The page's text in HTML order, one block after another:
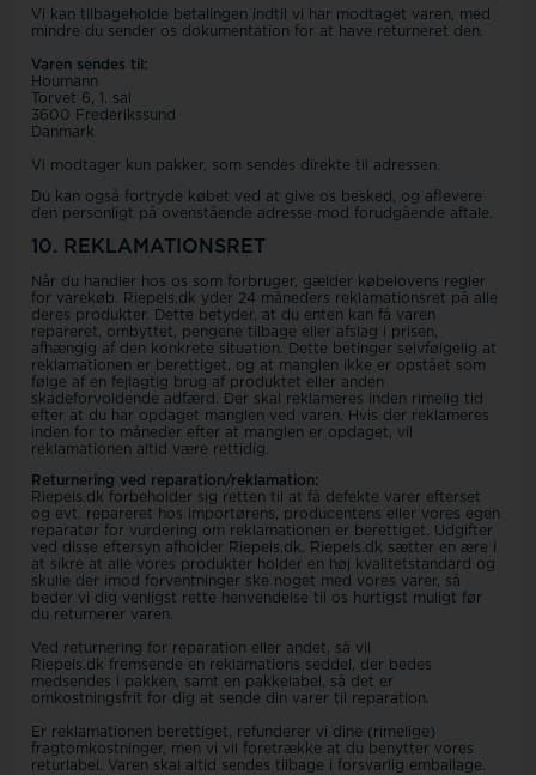
Vi kan tilbageholde betalingen indtil vi har modtaget varen, med
mindre du sender os dokumentation for at have returneret den.
Varen sendes til:
Houmann
Torvet 6, 1. sal
3600 Frederikssund
Danmark
Vi modtager kun pakker, som sendes direkte til adressen.
Du kan også fortryde købet ved at give os besked, og aflevere
den personligt på ovenstående adresse mod forudgående aftale.
10. REKLAMATIONSRET
Når du handler hos os som forbruger, gælder købelovens regler
for varekøb. Riepels.dk yder 24 måneders reklamationsret på alle
deres produkter. Dette betyder, at du enten kan få varen
repareret, ombyttet, pengene tilbage eller afslag i prisen,
afhængig af den konkrete situation. Dette betinger selvfølgelig at
reklamationen er berettiget, og at manglen ikke er opstået som
følge af en fejlagtig brug af produktet eller anden
skadeforvoldende adfærd. Der skal reklameres inden rimelig tid
efter at du har opdaget manglen ved varen. Hvis der reklameres
inden for to måneder efter at manglen er opdaget, vil
reklamationen altid være rettidig.
Returnering ved reparation/reklamation:
Riepels.dk forbeholder sig retten til at få defekte varer efterset
og evt. repareret hos importørens, producentens eller vores egen
reparatør for vurdering om reklamationen er berettiget. Udgifter
ved disse eftersyn afholder Riepels.dk. Riepels.dk sætter en ære i
at sikre at alle vores produkter holder en høj kvalitetstandard og
skulle der imod forventninger ske noget med vores varer, så
beder vi dig venligst rette henvendelse til os hurtigst muligt før
du returnerer varen.
Ved returnering for reparation eller andet, så vil
Riepels.dk fremsende en reklamations seddel, der bedes
medsendes i pakken, samt en pakkelabel, så det er
omkostningsfrit for dig at sende din varer til reparation.
Er reklamationen berettiget, refunderer vi dine (rimelige)
fragtomkostninger, men vi vil foretrække at du benytter vores
returlabel. Varen skal altid sendes tilbage i forsvarlig emballage.